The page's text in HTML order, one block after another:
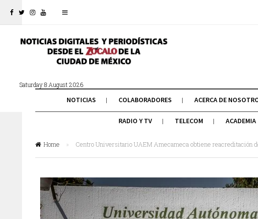
Saturday 8 August 2026
NOTICIAS COLABORADORES ACERCA DE
RADIO Y TV TELECOM ACADEMIA
Home » Centro Universitario UAEM Amecameca obtiene reacreditación